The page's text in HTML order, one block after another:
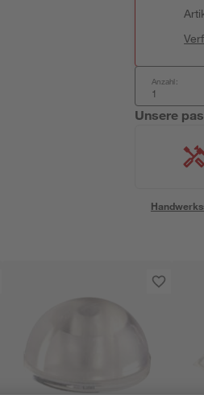
Anzahl:
Unsere